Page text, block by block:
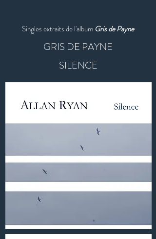
Singles extraits de l'album Gris de Payne
GRIS DE PAYNE
SILENCE